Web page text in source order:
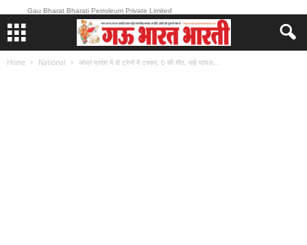
Gau Bharat Bharati Petroleum Private Limited
Home National आंध्र प्रदेश में दो ट्रेनों में टक्कर, 6 की मौत, कई घायल,...